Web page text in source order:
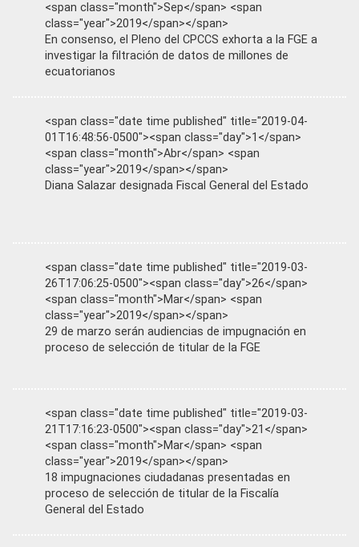
<span class="month">Sep</span> <span
class="year">2019</span></span>
En consenso, el Pleno del CPCCS exhorta a la FGE a
investigar la filtración de datos de millones de
ecuatorianos
<span class="date time published" title="2019-04-
01T16:48:56-0500"><span class="day">1</span>
<span class="month">Abr</span> <span
class="year">2019</span></span>
Diana Salazar designada Fiscal General del Estado
<span class="date time published" title="2019-03-
26T17:06:25-0500"><span class="day">26</span>
<span class="month">Mar</span> <span
class="year">2019</span></span>
29 de marzo serán audiencias de impugnación en
proceso de selección de titular de la FGE
<span class="date time published" title="2019-03-
21T17:16:23-0500"><span class="day">21</span>
<span class="month">Mar</span> <span
class="year">2019</span></span>
18 impugnaciones ciudadanas presentadas en
proceso de selección de titular de la Fiscalía
General del Estado